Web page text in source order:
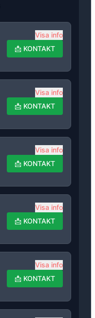
Visa info
📩 KONTAKT
Visa info
📩 KONTAKT
Visa info
📩 KONTAKT
Visa info
📩 KONTAKT
Visa info
📩 KONTAKT